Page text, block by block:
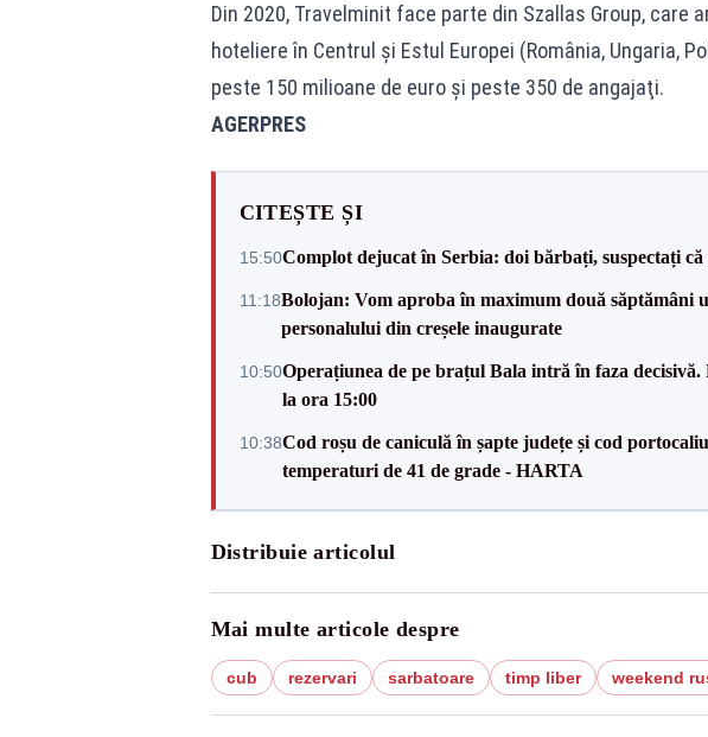
Din 2020, Travelminit face parte din Szallas Group, care
hoteliere în Centrul şi Estul Europei (România, Ungaria,
peste 150 milioane de euro şi peste 350 de angajaţi.
AGERPRES
CITEȘTE ȘI
15:50Complot dejucat în Serbia: doi bărbați, suspectați
11:18Bolojan: Vom aproba în maximum două săptămâni
personalului din creșele inaugurate
10:50Operațiunea de pe brațul Bala intră în faza
la ora 15:00
10:38Cod roșu de caniculă în șapte județe și cod
temperaturi de 41 de grade - HARTA
Distribuie articolul
Mai multe articole despre
cub rezervari sarbatoare timp liber weekend